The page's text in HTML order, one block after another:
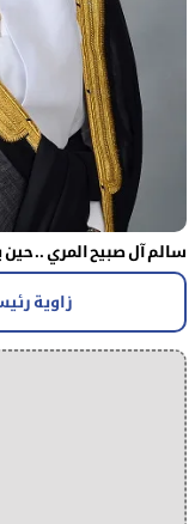
سالم آل صبيح المري ..
زاوية